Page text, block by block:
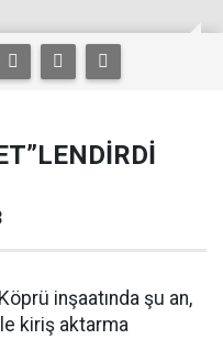
inşaatında şu an,
kiriş aktarma